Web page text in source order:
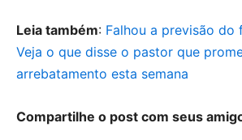
Leia também: Falhou a previsão do
Veja o que disse o pastor que
arrebatamento esta semana
Compartilhe o post com seus